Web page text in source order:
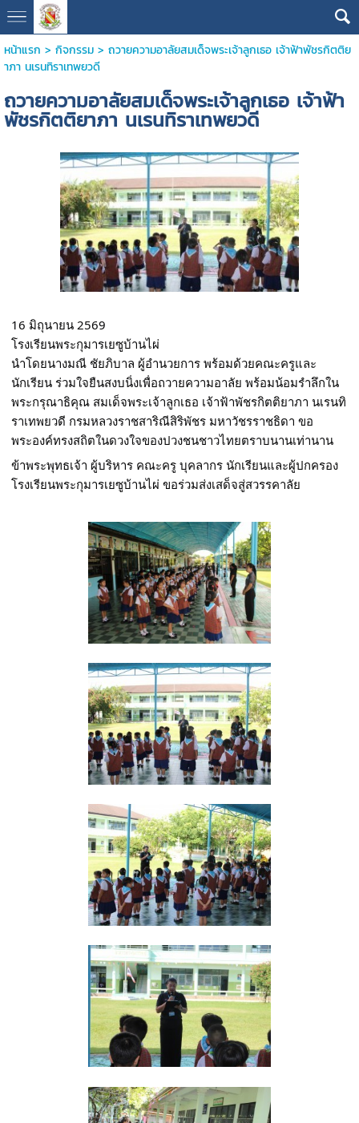
หน้าแรก > กิจกรรม> ถวายความอาลัยสมเด็จพระเจ้าลูกเธอ เจ้าฟ้าพัชรกิตติย
าภา นเรนทิราเทพยวดี
ถวายความอาลัยสมเด็จพระเจ้าลูกเธอ เจ้าฟ้า
พัชรกิตติยาภา นเรนทิราเทพยวดี
16 มิถุนายน 2569
โรงเรียนพระกุมารเยซูบ้านไผ่
นำโดยนางมณี ชัยภิบาล ผู้อำนวยการ พร้อมด้วยคณะครูและ
นักเรียน ร่วมใจยืนสงบนิ่งเพื่อถวายความอาลัย พร้อมน้อมรำลึกใน
พระกรุณาธิคุณ สมเด็จพระเจ้าลูกเธอ เจ้าฟ้าพัชรกิตติยาภา นเรนทิ
ราเทพยวดี กรมหลวงราชสาริณีสิริพัชร มหาวัชรราชธิดา ขอ
พระองค์ทรงสถิตในดวงใจของปวงชนชาวไทยตราบนานเท่านาน
ข้าพระพุทธเจ้า ผู้บริหาร คณะครู บุคลากร นักเรียนและผู้ปกครอง
โรงเรียนพระกุมารเยซูบ้านไผ่ ขอร่วมส่งเสด็จสู่สวรรคาลัย